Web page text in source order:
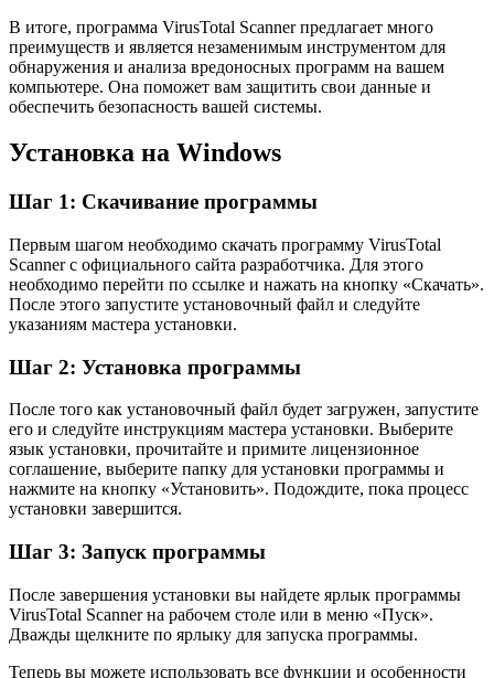
В итоге, программа VirusTotal Scanner предлагает много
преимуществ и является незаменимым инструментом для
обнаружения и анализа вредоносных программ на вашем
компьютере. Она поможет вам защитить свои данные и
обеспечить безопасность вашей системы.
Установка на Windows
Шаг 1: Скачивание программы
Первым шагом необходимо скачать программу VirusTotal
Scanner с официального сайта разработчика. Для этого
необходимо перейти по ссылке и нажать на кнопку «Скачать».
После этого запустите установочный файл и следуйте
указаниям мастера установки.
Шаг 2: Установка программы
После того как установочный файл будет загружен, запустите
его и следуйте инструкциям мастера установки. Выберите
язык установки, прочитайте и примите лицензионное
соглашение, выберите папку для установки программы и
нажмите на кнопку «Установить». Подождите, пока процесс
установки завершится.
Шаг 3: Запуск программы
После завершения установки вы найдете ярлык программы
VirusTotal Scanner на рабочем столе или в меню «Пуск».
Дважды щелкните по ярлыку для запуска программы.
Теперь вы можете использовать все функции и особенности